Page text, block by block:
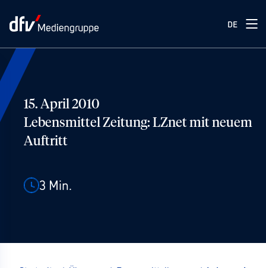
DE
15. April 2010
Lebensmittel Zeitung: LZnet mit neuem
Auftritt
3 Min.